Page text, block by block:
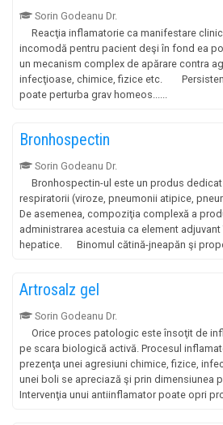
Sorin Godeanu Dr.
Reacţia inflamatorie ca manifestare
incomodă pentru pacient deşi în fond ea
un mecanism complex de apărare contra
infecţioase, chimice, fizice etc.
poate perturba grav homeos......
Bronhospectin
Sorin Godeanu Dr.
Bronhospectin-ul este un produs
respiratorii (viroze, pneumonii atipice,
De asemenea, compoziţia complexă a
administrarea acestuia ca element
hepatice. Binomul cătină-jneapăn şi
Artrosalz gel
Sorin Godeanu Dr.
Orice proces patologic este însoţit de
pe scara biologică activă. Procesul
prezenţa unei agresiuni chimice, fizice,
unei boli se apreciază şi prin dimensiunea
Intervenţia unui antiinflamator poate opri